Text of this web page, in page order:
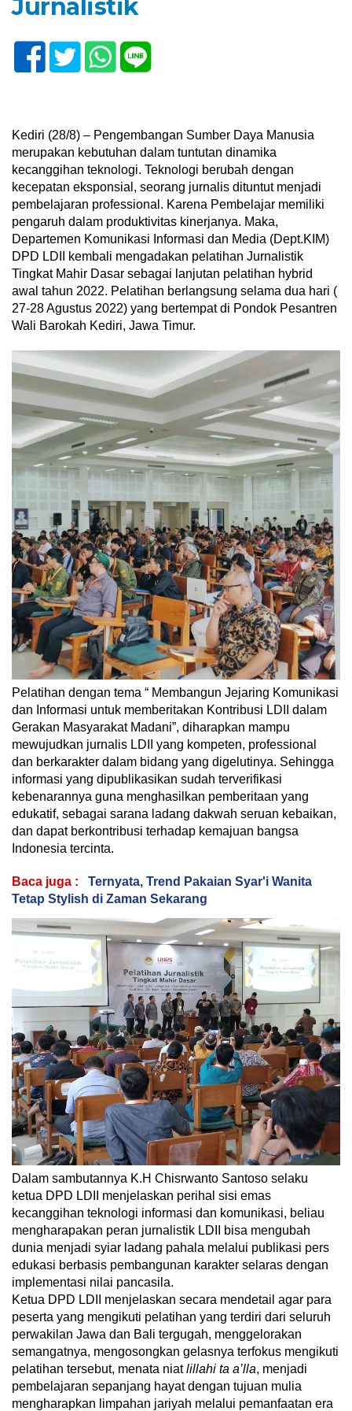
Jurnalistik
Kediri (28/8) – Pengembangan Sumber Daya Manusia
merupakan kebutuhan dalam tuntutan dinamika
kecanggihan teknologi. Teknologi berubah dengan
kecepatan eksponsial, seorang jurnalis dituntut menjadi
pembelajaran professional. Karena Pembelajar memiliki
pengaruh dalam produktivitas kinerjanya. Maka,
Departemen Komunikasi Informasi dan Media (Dept.KIM)
DPD LDII kembali mengadakan pelatihan Jurnalistik
Tingkat Mahir Dasar sebagai lanjutan pelatihan hybrid
awal tahun 2022. Pelatihan berlangsung selama dua hari (
27-28 Agustus 2022) yang bertempat di Pondok Pesantren
Wali Barokah Kediri, Jawa Timur.
Pelatihan dengan tema “ Membangun Jejaring Komunikasi
dan Informasi untuk memberitakan Kontribusi LDII dalam
Gerakan Masyarakat Madani”, diharapkan mampu
mewujudkan jurnalis LDII yang kompeten, professional
dan berkarakter dalam bidang yang digelutinya. Sehingga
informasi yang dipublikasikan sudah terverifikasi
kebenarannya guna menghasilkan pemberitaan yang
edukatif, sebagai sarana ladang dakwah seruan kebaikan,
dan dapat berkontribusi terhadap kemajuan bangsa
Indonesia tercinta.
Baca juga :
Ternyata, Trend Pakaian Syar'i Wanita
Tetap Stylish di Zaman Sekarang
Dalam sambutannya K.H Chisrwanto Santoso selaku
ketua DPD LDII menjelaskan perihal sisi emas
kecanggihan teknologi informasi dan komunikasi, beliau
mengharapakan peran jurnalistik LDII bisa mengubah
dunia menjadi syiar ladang pahala melalui publikasi pers
edukasi berbasis pembangunan karakter selaras dengan
implementasi nilai pancasila.
Ketua DPD LDII menjelaskan secara mendetail agar para
peserta yang mengikuti pelatihan yang terdiri dari seluruh
perwakilan Jawa dan Bali tergugah, menggelorakan
semangatnya, mengosongkan gelasnya terfokus mengikuti
pelatihan tersebut, menata niatlillahi ta a’lla, menjadi
pembelajaran sepanjang hayat dengan tujuan mulia
mengharapkan limpahan jariyah melalui pemanfaatan era